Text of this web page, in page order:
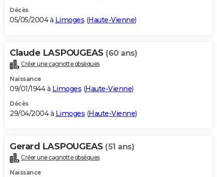
Décès
05/05/2004 à Limoges (Haute-Vienne)
Claude LASPOUGEAS (60 ans)
Créer une cagnotte obsèques
Naissance
09/01/1944 à Limoges (Haute-Vienne)
Décès
29/04/2004 à Limoges (Haute-Vienne)
Gerard LASPOUGEAS (51 ans)
Créer une cagnotte obsèques
Naissance